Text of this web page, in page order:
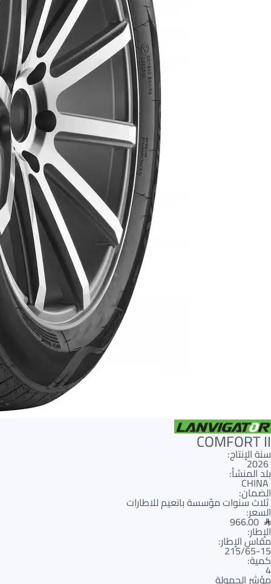
COMFORT II
سنة الإنتاج:
2026
بلد المنشأ:
CHINA
الضمان:
ثلاث سنوات مؤسسة بانعيم للاطارات
السعر:
966.00
الإطار:
مقاس الإطار:
215/65-15
كمية:
4
مؤشر الحمولة